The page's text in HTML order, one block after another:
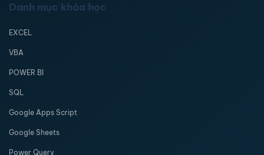
Danh mục khóa học
EXCEL
VBA
POWER BI
SQL
Google Apps Script
Google Sheets
Power Query